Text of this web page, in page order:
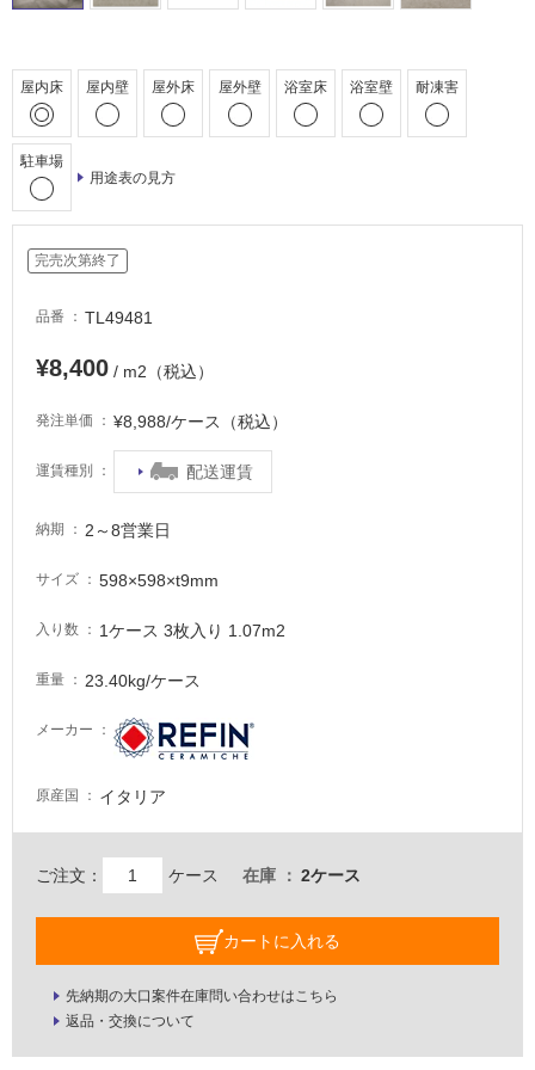
屋内床 屋内壁 屋外床 屋外壁 浴室床 浴室壁 耐凍害
駐車場
用途表の見方
完売次第終了
品番 TL49481
¥8,400 / m2（税込）
発注単価 ¥8,988/ケース（税込）
運賃種別 配送運賃
納期 2～8営業日
サイズ 598×598×t9mm
入り数 1ケース 3枚入り 1.07m2
重量 23.40kg/ケース
メーカー
原産国 イタリア
ご注文： ケース 在庫 2ケース
カートに入れる
先納期の大口案件在庫問い合わせはこちら
返品・交換について
車
非
常
に
適
い
る
適
て
る
意
が
要
し
い
な
い
屋
内
壁・
壁・
壁